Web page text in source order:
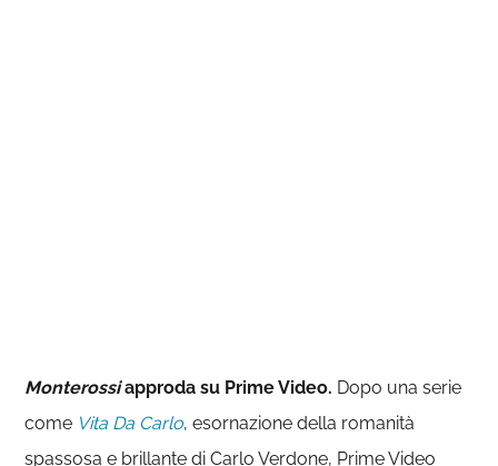
Monterossiapproda su Prime Video. Dopo una serie
come Vita Da Carlo, esornazione della romanità
spassosa e brillante di Carlo Verdone, Prime Video